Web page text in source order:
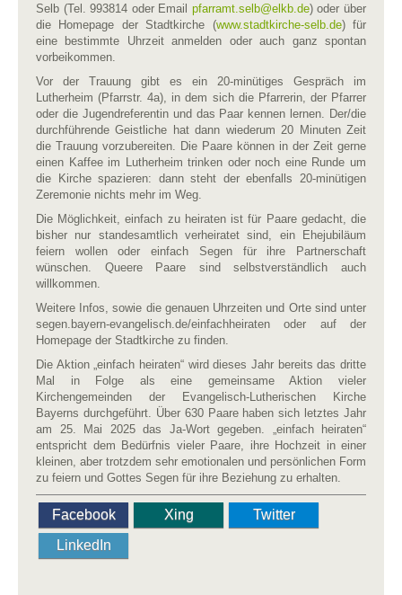
Selb (Tel. 993814 oder Email pfarramt.selb​@​elkb.de) oder über
die Homepage der Stadtkirche (www.stadtkirche-selb.de) für
eine bestimmte Uhrzeit anmelden oder auch ganz spontan
vorbeikommen.
Vor der Trauung gibt es ein 20-minütiges Gespräch im
Lutherheim (Pfarrstr. 4a), in dem sich die Pfarrerin, der Pfarrer
oder die Jugendreferentin und das Paar kennen lernen. Der/die
durchführende Geistliche hat dann wiederum 20 Minuten Zeit
die Trauung vorzubereiten. Die Paare können in der Zeit gerne
einen Kaffee im Lutherheim trinken oder noch eine Runde um
die Kirche spazieren: dann steht der ebenfalls 20-minütigen
Zeremonie nichts mehr im Weg.
Die Möglichkeit, einfach zu heiraten ist für Paare gedacht, die
bisher nur standesamtlich verheiratet sind, ein Ehejubiläum
feiern wollen oder einfach Segen für ihre Partnerschaft
wünschen. Queere Paare sind selbstverständlich auch
willkommen.
Weitere Infos, sowie die genauen Uhrzeiten und Orte sind unter
segen.bayern-evangelisch.de/einfachheiraten oder auf der
Homepage der Stadtkirche zu finden.
Die Aktion „einfach heiraten“ wird dieses Jahr bereits das dritte
Mal in Folge als eine gemeinsame Aktion vieler
Kirchengemeinden der Evangelisch-Lutherischen Kirche
Bayerns durchgeführt. Über 630 Paare haben sich letztes Jahr
am 25. Mai 2025 das Ja-Wort gegeben. „einfach heiraten“
entspricht dem Bedürfnis vieler Paare, ihre Hochzeit in einer
kleinen, aber trotzdem sehr emotionalen und persönlichen Form
zu feiern und Gottes Segen für ihre Beziehung zu erhalten.
Facebook Xing
Twitter
LinkedIn